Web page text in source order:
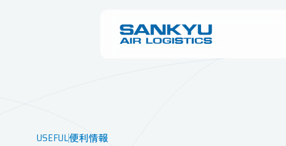
USEFUL便利情報